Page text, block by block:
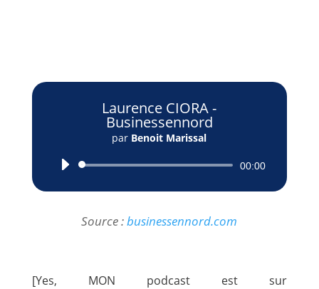
Laurence CIORA -
Businessennord
par Benoit Marissal
Lecteur
00:00
Source :businessennord.com
[Yes, MON podcast est sur